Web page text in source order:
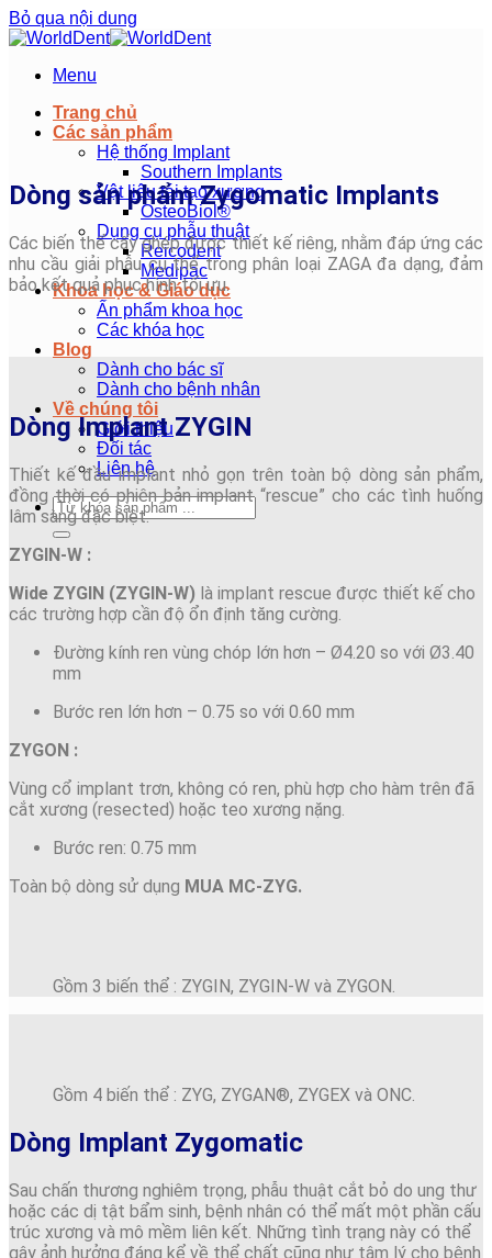
Bỏ qua nội dung
Menu
Trang chủ
Các sản phẩm
Hệ thống Implant
Southern Implants
Vật liệu tái tạo xương
OsteoBiol®
Dụng cụ phẫu thuật
Reicodent
Medipac
Khoa học & Giáo dục
Ấn phẩm khoa học
Các khóa học
Blog
Dành cho bác sĩ
Dành cho bệnh nhân
Về chúng tôi
Giới thiệu
Đối tác
Liên hệ
Dòng sản phẩm Zygomatic Implants
Các biến thể cấy ghép được thiết kế riêng, nhằm đáp ứng các
nhu cầu giải phẫu cụ thể trong phân loại ZAGA đa dạng, đảm
bảo kết quả phục hình tối ưu.
Dòng Implant ZYGIN
Thiết kế đầu implant nhỏ gọn trên toàn bộ dòng sản phẩm,
đồng thời có phiên bản implant “rescue” cho các tình huống
lâm sàng đặc biệt.
ZYGIN-W :
Wide ZYGIN (ZYGIN-W) là implant rescue được thiết kế cho
các trường hợp cần độ ổn định tăng cường.
Đường kính ren vùng chóp lớn hơn – Ø4.20 so với Ø3.40
mm
Bước ren lớn hơn – 0.75 so với 0.60 mm
ZYGON :
Vùng cổ implant trơn, không có ren, phù hợp cho hàm trên đã
cắt xương (resected) hoặc teo xương nặng.
Bước ren: 0.75 mm
Toàn bộ dòng sử dụng MUA MC-ZYG.
Gồm 3 biến thể : ZYGIN, ZYGIN-W và ZYGON.
Gồm 4 biến thể : ZYG, ZYGAN®, ZYGEX và ONC.
Dòng Implant Zygomatic
Sau chấn thương nghiêm trọng, phẫu thuật cắt bỏ do ung thư
hoặc các dị tật bẩm sinh, bệnh nhân có thể mất một phần cấu
trúc xương và mô mềm liên kết. Những tình trạng này có thể
gây ảnh hưởng đáng kể về thể chất cũng như tâm lý cho bệnh